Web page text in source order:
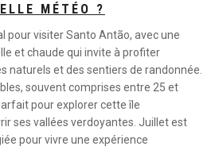
MÉTÉO ?
pour visiter Santo Antão, avec une
et chaude qui invite à profiter
naturels et des sentiers de randonnée.
souvent comprises entre 25 et
pour explorer cette île
ses vallées verdoyantes. Juillet est
pour vivre une expérience